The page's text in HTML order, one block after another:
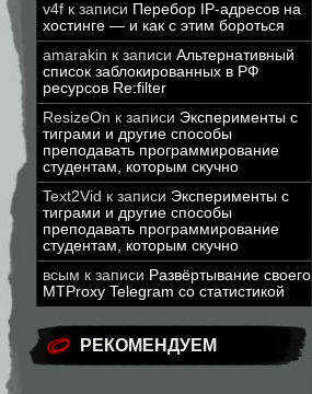
v4f к записи Перебор IP-адресов на
хостинге — и как с этим бороться
amarakin к записи Альтернативный
список заблокированных в РФ
ресурсов Re:filter
ResizeOn к записи Эксперименты с
тиграми и другие способы
преподавать программирование
студентам, которым скучно
Text2Vid к записи Эксперименты с
тиграми и другие способы
преподавать программирование
студентам, которым скучно
всым к записи Развёртывание своего
MTProxy Telegram со статистикой
РЕКОМЕНДУЕМ